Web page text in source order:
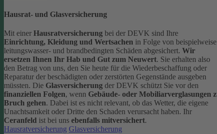
Hausrat- und Glasversicherung
Mit einer Hausratversicherung bei der DEVK sind Ihre
Einrichtung, Kleidung und Wertsachen in Folge von beispielweise
leitungswasser- und brandbedingten Schäden abgesichert. Wir
ersetzen Ihnen Ihr Hab und Gut zum Neuwert. Sie erhalten also
den Betrag von uns, den Sie heute für die Wiederbeschaffung oder
Reparatur der beschädigten oder zerstörten Gegenstände ausgeben
müssten. Die Glasversicherung der DEVK schützt Sie vor den
finanziellen Folgen, wenn Gebäude- oder Mobiliarverglasungen
Bruch gehen. Dabei ist es nicht relevant, ob das Wetter, die eigene
Unachtsamkeit oder Dritte den Schaden verursacht haben. Ihr
Ceranfeld ist bei uns ebenfalls mitversichert.
Hausratversicherung Glasversicherung